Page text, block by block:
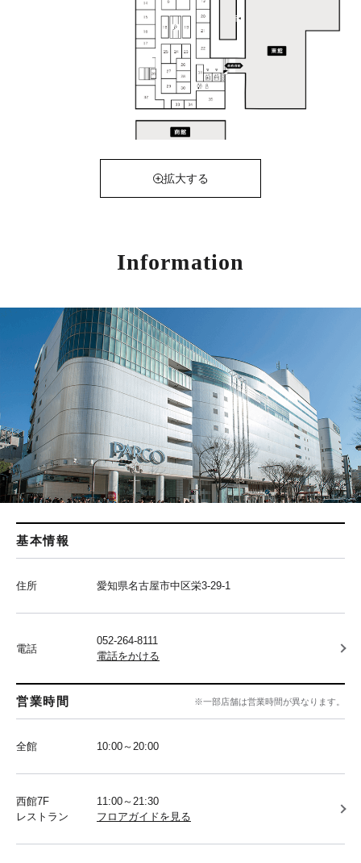
拡大する
Information
基本情報
住所 愛知県名古屋市中区栄3-29-1
電話
052-264-8111
電話をかける
営業時間 ※一部店舗は営業時間が異なります。
全館 10:00～20:00
西館7F
レストラン
11:00～21:30
フロアガイドを見る